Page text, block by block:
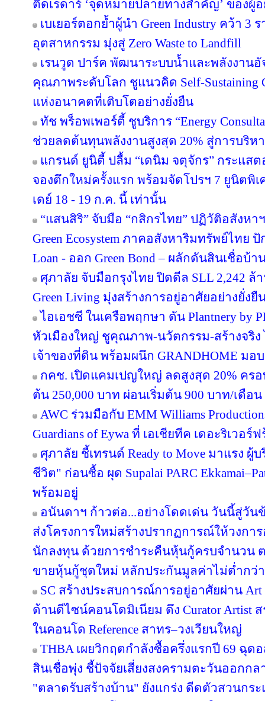
ติดเรดาร์ ‘จุดหมายปลายทางสำคัญ’ ของผู้
เบเยอร์ตอกย้ำผู้นำ Green Industry คว้า 3
อุตสาหกรรม มุ่งสู่ Zero Waste to Landfill
เรนวูด ปาร์ค พัฒนาระบบน้ำและพลังงาน
คุณภาพระดับโลก ชูแนวคิด Self-Sustaining
แห่งอนาคตที่เติบโตอย่างยั่งยืน
ทัช พร็อพเพอร์ตี้ ชูบริการ “Energy
ช่วยลดต้นทุนพลังงานสูงสุด 20% สู่การบริห
แกรนด์ ยูนิตี้ ปลื้ม “เดนิม จตุจักร” กระแสต
จองตึกใหม่ครั้งแรก พร้อมจัดโปรฯ 7 ยูนิตพิเ
เดย์ 18 - 19 ก.ค. นี้ เท่านั้น
“แสนสิริ” จับมือ “กสิกรไทย” ปฏิวัติอสังหา
Green Ecosystem ภาคอสังหาริมทรัพย์ไทย
Loan - ออก Green Bond – ผลักดันสินเชื่อบ้า
ศุภาลัย จับมือกรุงไทย ปิดดีล SLL 2,242 ล้
Green Living มุ่งสร้างการอยู่อาศัยอย่างยั่งยื
ไอเอชซี ในเครือพฤกษา ดัน Plantnery by
หัวเมืองใหญ่ ชูคุณภาพ-นวัตกรรม-สร้างจริง
เจ้าของที่ดิน พร้อมผนึก GRANDHOME ม
กคช. เปิดแคมเปญใหญ่ ลดสูงสุด 20% ครอ
ต้น 250,000 บาท ผ่อนเริ่มต้น 900 บาท/เดือน
AWC ร่วมมือกับ EMM Williams
Guardians of Eywa ที่ เอเชียทีค เดอะริเวอ
ศุภาลัย ชี้เทรนด์ Ready to Move มาแรง
ชีวิต" ก่อนซื้อ ผุด Supalai PARC
พร้อมอยู่
อนันดาฯ ก้าวต่อ...อย่างโดดเด่น วันนี้สู่วัน
ส่งโครงการใหม่สร้างปรากฏการณ์ให้วงกา
นักลงทุน ด้วยการชำระคืนหุ้นกู้ครบจำนวน
ขายหุ้นกู้ชุดใหม่ หลักประกันมูลค่าไม่ต่ำกว่า
SC สร้างประสบการณ์การอยู่อาศัยผ่าน Art
ด้านดีไซน์คอนโดมิเนียม ดึง Curator Artist
ในคอนโด Reference สาทร–วงเวียนใหญ่
THBA เผยวิกฤตกำลังซื้อครึ่งแรกปี 69 ฉุด
สินเชื่อพุ่ง ชี้ปัจจัยเสี่ยงสงครามตะวันออกก
"ตลาดรับสร้างบ้าน" ยังแกร่ง ดีดตัวสวนกร